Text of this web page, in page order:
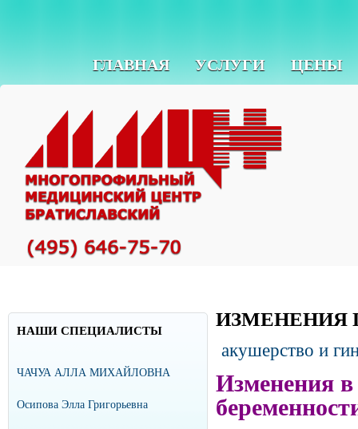
ГЛАВНАЯ УСЛУГИ ЦЕНЫ
НАШИ СПЕЦИАЛИСТЫ
ЧАЧУА АЛЛА МИХАЙЛОВНА
Осипова Элла Григорьевна
ИЗМЕНЕНИЯ
акушерство и
Изменения